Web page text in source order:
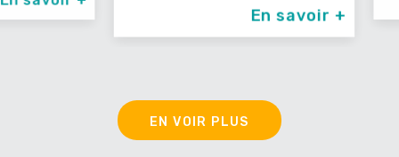
En savoir +
EN VOIR PLUS